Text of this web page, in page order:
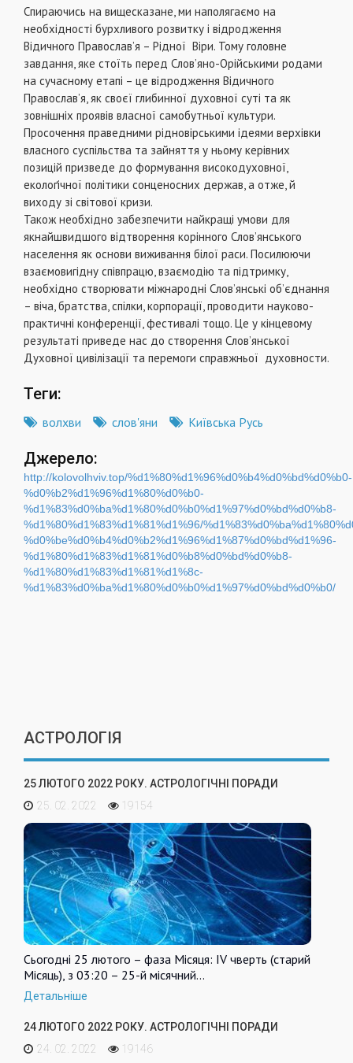
Спираючись на вищесказане, ми наполягаємо на
необхідності бурхливого розвитку і відродження
Відичного Православ’я – Рідної Віри. Тому головне
завдання, яке стоїть перед Слов’яно-Орійськими родами
на сучасному етапі – це відродження Відичного
Православ’я, як своєї глибинної духовної суті та як
зовнішніх проявів власної самобутньої культури.
Просочення праведними рідновірськими ідеями верхівки
власного суспільства та зайняття у ньому керівних
позицій призведе до формування високодуховної,
еколоґічної політики сонценосних держав, а отже, й
виходу зі світової кризи.
Також необхідно забезпечити найкращі умови для
якнайшвидшого відтворення корінного Слов’янського
населення як основи виживання білої раси. Посилюючи
взаємовигідну співпрацю, взаємодію та підтримку,
необхідно створювати міжнародні Слов’янські об’єднання
– віча, братства, спілки, корпорації, проводити науково-
практичні конференції, фестивалі тощо. Це у кінцевому
результаті приведе нас до створення Слов’янської
Духовної цивілізації та перемоги справжньої духовности.
Теги:
волхви слов'яни Київська Русь
Джерело:
http://kolovolhviv.top/%d1%80%d1%96%d0%b4%d0%bd%d0%b0-
%d0%b2%d1%96%d1%80%d0%b0-
%d1%83%d0%ba%d1%80%d0%b0%d1%97%d0%bd%d0%b8-
%d1%80%d1%83%d1%81%d1%96/
%d0%be%d0%b4%d0%b2%d1%96%d1%87%d0%bd%d1%96-
%d1%80%d1%83%d1%81%d0%b8%d0%bd%d0%b8-
%d1%80%d1%83%d1%81%d1%8c-
%d1%83%d0%ba%d1%80%d0%b0%d1%97%d0%bd%d0%b0/
АСТРОЛОГІЯ
25 ЛЮТОГО 2022 РОКУ. АСТРОЛОГІЧНІ ПОРАДИ
25. 02. 2022
19154
Сьогодні 25 лютого – фаза Місяця: IV чверть (старий
Місяць), з 03:20 – 25-й місячний…
Детальніше
24 ЛЮТОГО 2022 РОКУ. АСТРОЛОГІЧНІ ПОРАДИ
24. 02. 2022
19146